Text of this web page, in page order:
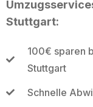
Stuttgart:
100€ sparen
Stuttgart
Schnelle